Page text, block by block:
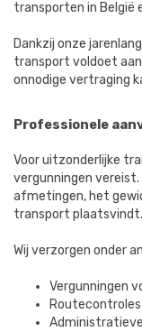
transporten in België
Dankzij onze
transport voldoet
onnodige vertraging
Professionele
Voor uitzonderlijke
vergunningen vereist.
afmetingen, het
transport plaatsvindt.
Wij verzorgen onder
Vergunningen